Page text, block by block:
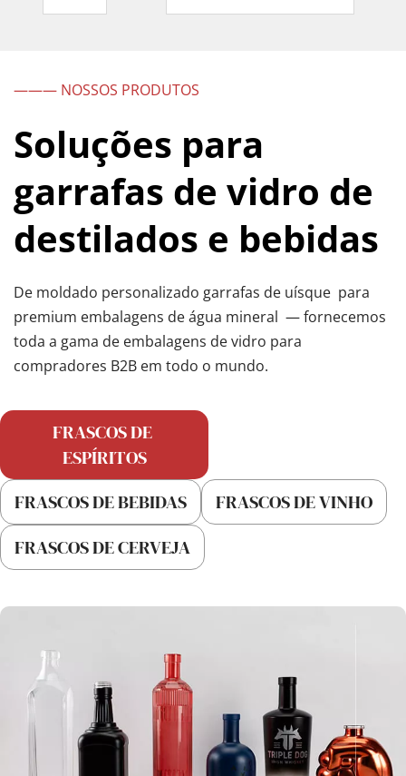
——— NOSSOS PRODUTOS
Soluções para
garrafas de vidro de
destilados e bebidas
De moldado personalizado garrafas de uísque para
premium embalagens de água mineral — fornecemos
toda a gama de embalagens de vidro para
compradores B2B em todo o mundo.
FRASCOS DE
ESPÍRITOS
FRASCOS DE BEBIDAS
FRASCOS DE VINHO
FRASCOS DE CERVEJA